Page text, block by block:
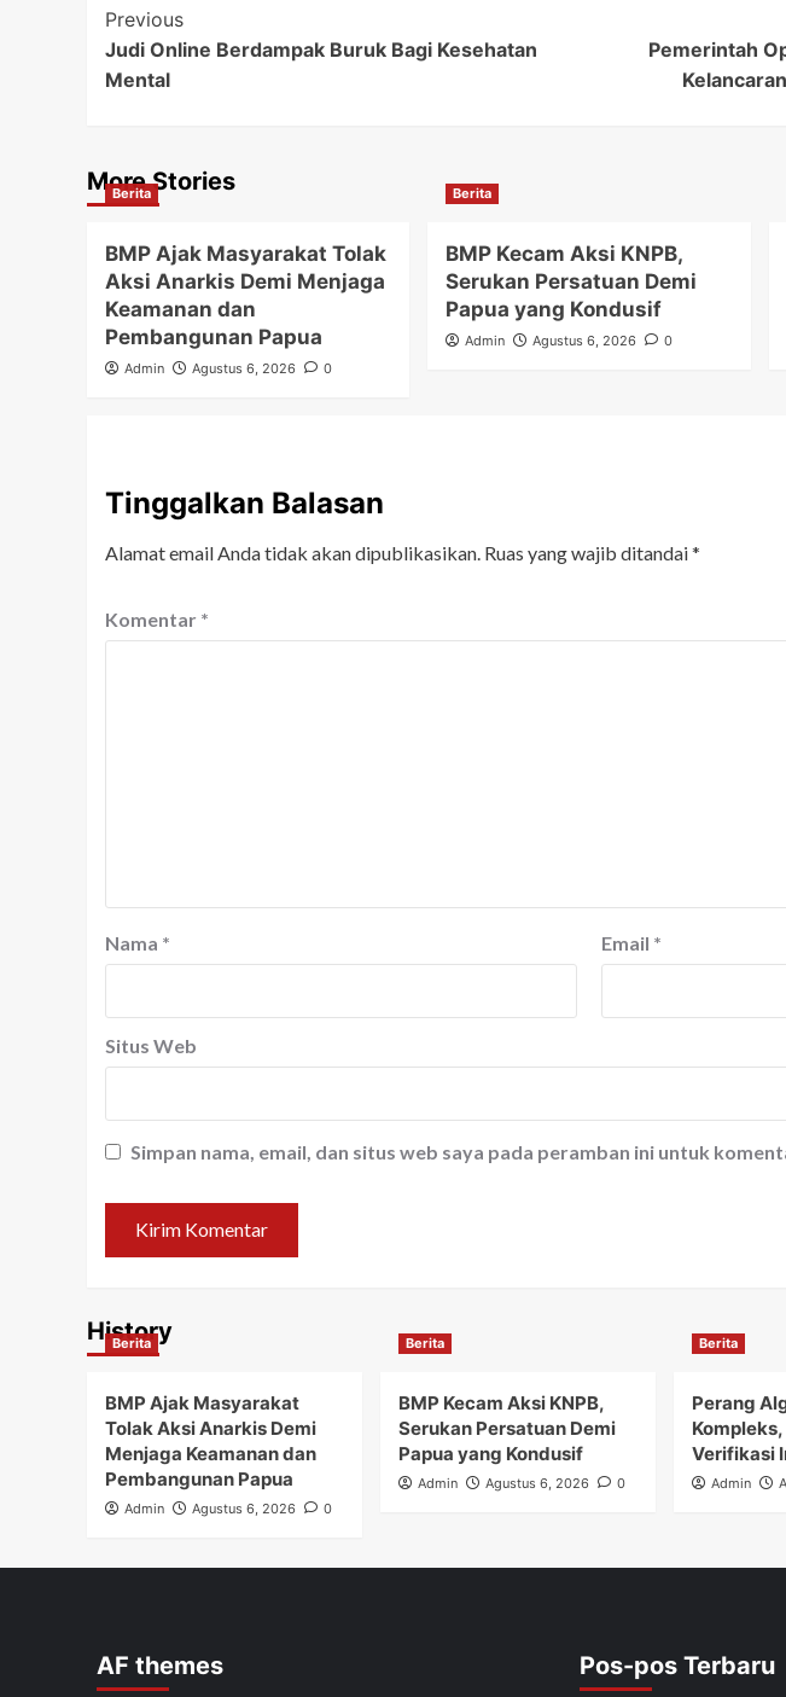
Post
Navigation
Previous
Judi Online Berdampak Buruk Bagi Kesehatan
Mental
Pemerintah
More Stories
Berita
BMP Ajak Masyarakat Tolak
Aksi Anarkis Demi Menjaga
Keamanan dan
Pembangunan Papua
Admin Agustus 6, 2026 0
Berita
BMP Kecam Aksi KNPB,
Serukan Persatuan Demi
Papua yang Kondusif
Admin Agustus 6, 2026 0
Tinggalkan Balasan
Alamat email Anda tidak akan dipublikasikan. Ruas yang wajib ditandai*
Komentar *
Nama * Email *
Situs Web
Simpan nama, email, dan situs web saya pada peramban ini untuk
History
Berita
BMP Ajak Masyarakat
Tolak Aksi Anarkis Demi
Menjaga Keamanan dan
Pembangunan Papua
Admin Agustus 6, 2026 0
Berita
BMP Kecam Aksi KNPB,
Serukan Persatuan Demi
Papua yang Kondusif
Admin Agustus 6, 2026 0
Berita
Perang
Verifikasi
Admin
AF themes Pos-pos Terbaru